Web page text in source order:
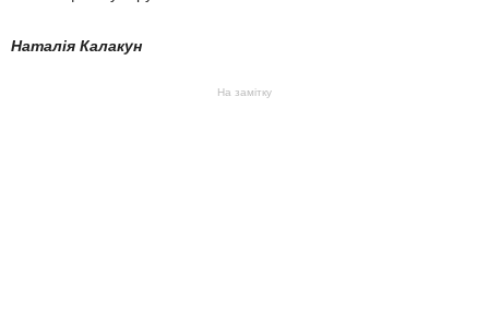
Наталія Калакун
На замітку